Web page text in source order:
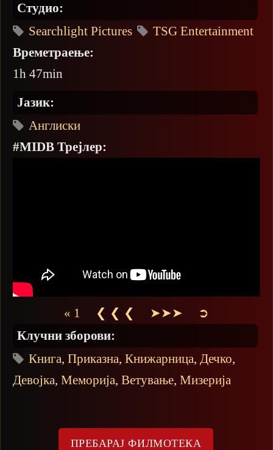
Студио:
Searchlight Pictures
TSG Entertainment
Времетраење:
1h 47min
Јазик:
Англиски
#MIDB Трејлер:
« 1 ❮ ❮ ❮ ➤➤➤
➲
Клучни зборови:
Книга, Приказна, Книжарница, Дечко,
Девојка, Меморија, Ветување, Мизерија